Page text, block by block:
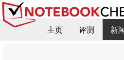
主页 评测
新